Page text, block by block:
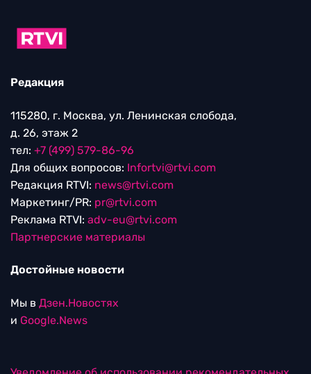
Редакция
115280, г. Москва, ул. Ленинская слобода,
д. 26, этаж 2
тел: +7 (499) 579-86-96
Для общих вопросов: Infortvi@rtvi.com
Редакция RTVI: news@rtvi.com
Маркетинг/PR: pr@rtvi.com
Реклама RTVI: adv-eu@rtvi.com
Партнерские материалы
Достойные новости
Мы в Дзен.Новостях
и Google.News